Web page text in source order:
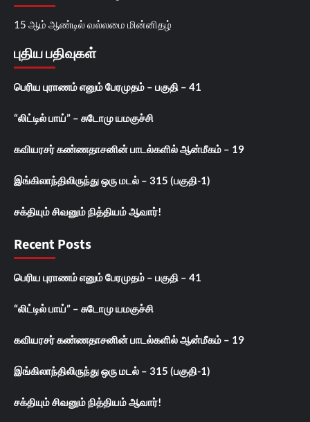
15 ஆம் ஆண்டில் வல்லமை மின்னிதழ்
புதிய பதிவுகள்
பெரிய புராணம் எனும் பேரமுதம் – பகுதி – 41
“லிட்டில் பாய்” – சுடோமு யமகுச்சி
கவியரசர் கண்ணதாசனின் பாடல்களில் ஆன்மீகம் – 19
இங்கிலாந்திலிருந்து ஒரு மடல் – 315 (பகுதி-1)
சக்தியும் சிவனும் நித்தியம் ஆவார்!
Recent Posts
பெரிய புராணம் எனும் பேரமுதம் – பகுதி – 41
“லிட்டில் பாய்” – சுடோமு யமகுச்சி
கவியரசர் கண்ணதாசனின் பாடல்களில் ஆன்மீகம் – 19
இங்கிலாந்திலிருந்து ஒரு மடல் – 315 (பகுதி-1)
சக்தியும் சிவனும் நித்தியம் ஆவார்!